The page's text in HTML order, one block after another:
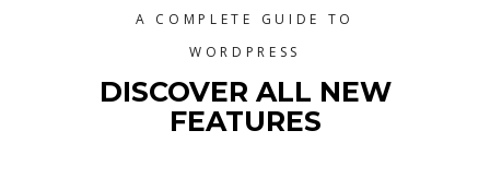
A COMPLETE GUIDE TO
WORDPRESS
DISCOVER ALL NEW
FEATURES